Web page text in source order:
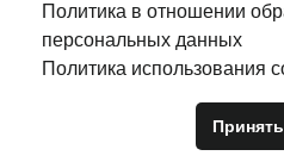
© 2026 Vladisart
Personal data
Политика в отношении
персональных данных
Политика использования
Принять